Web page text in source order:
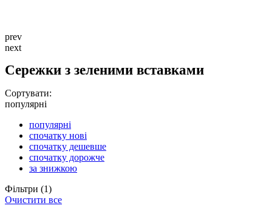
prev
next
Сережки з зеленими вставками
Сортувати:
популярні
популярні
спочатку нові
спочатку дешевше
спочатку дорожче
за знижкою
Фільтри (1)
Очистити все